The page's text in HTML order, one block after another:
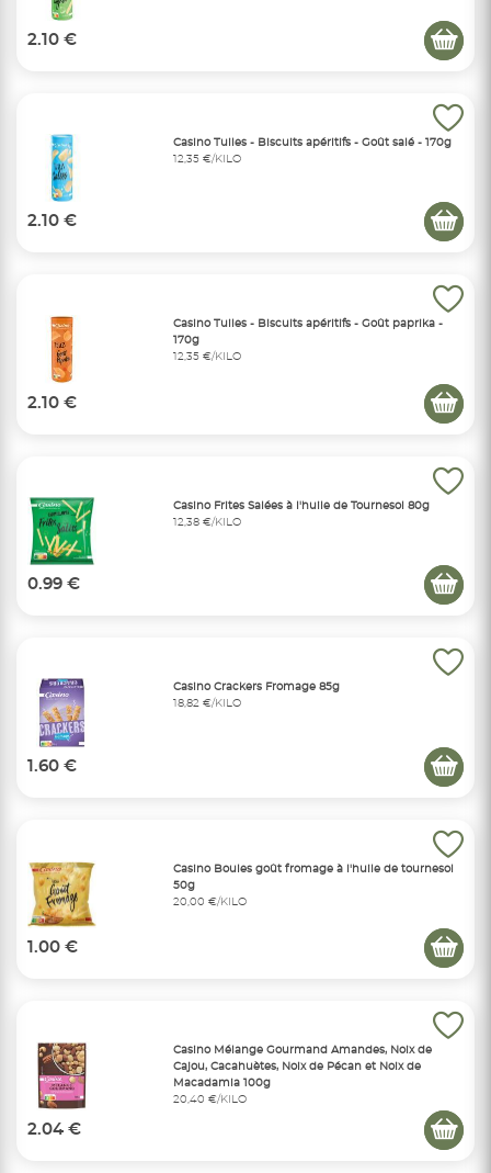
2.10 €
Casino Tuiles - Biscuits apéritifs - Goût salé - 170g
12,35 €/KILO
2.10 €
Casino Tuiles - Biscuits apéritifs - Goût paprika -
170g
12,35 €/KILO
2.10 €
Casino Frites Salées à l'huile de Tournesol 80g
12,38 €/KILO
0.99 €
Casino Crackers Fromage 85g
18,82 €/KILO
1.60 €
Casino Boules goût fromage à l'huile de tournesol
50g
20,00 €/KILO
1.00 €
Casino Mélange Gourmand Amandes, Noix de
Cajou, Cacahuètes, Noix de Pécan et Noix de
Macadamia 100g
20,40 €/KILO
2.04 €